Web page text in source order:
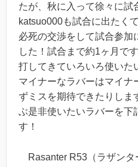
たが、秋に入って徐々に試
katsuo000も試合に出たく
必死の交渉をして試合参加
した！試合まで約1ヶ月で
打してきていろいろ使いた
マイナーなラバーはマイナ
ずミスを期待できたりしま
ぶ是非使いたいラバーを下
す！
Rasanter R53（ラザンタ